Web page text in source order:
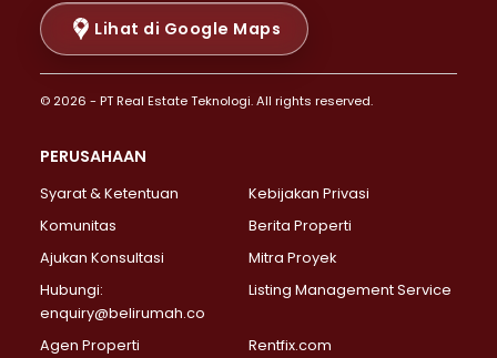
Properti Dijual di Kramat >
Properti Dijual di Pasar Baru >
Properti Dijual di Bendungan Hilir >
Properti Dijual di Jakarta Selatan >
Properti Dijual di Lebak Bulus >
Properti Dijual di Gandaria Selatan >
Properti Dijual di Pondok Labu >
Properti Dijual di Lenteng Agung >
Properti Dijual di Senayan >
Properti Dijual di Pondok Pinang >
Lihat di Google Maps
© 2026 - PT Real Estate Teknologi. All rights reserved.
PERUSAHAAN
Syarat & Ketentuan
Kebijakan Privasi
Komunitas
Berita Properti
Ajukan Konsultasi
Mitra Proyek
Hubungi:
enquiry@belirumah.co
Listing Management Service
Agen Properti Rentfix.com